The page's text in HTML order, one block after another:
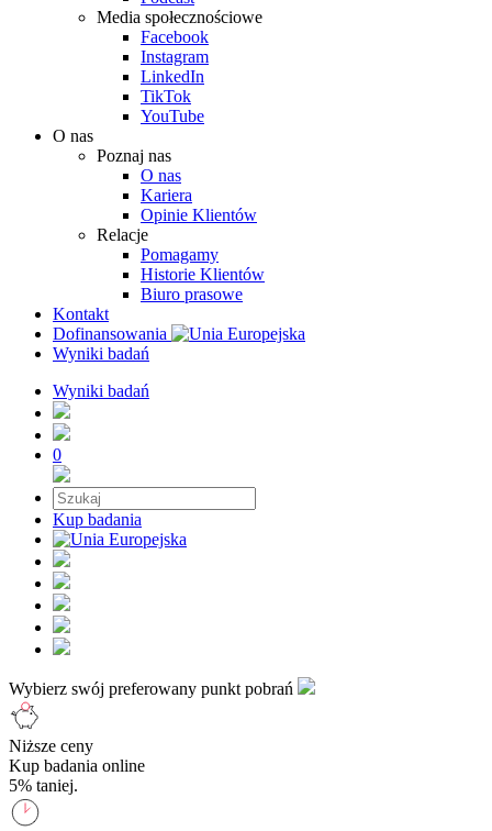
Media społecznościowe
Facebook
Instagram
LinkedIn
TikTok
YouTube
O nas
Poznaj nas
O nas
Kariera
Opinie Klientów
Relacje
Pomagamy
Historie Klientów
Biuro prasowe
Kontakt
Dofinansowania
Wyniki badań
Wyniki badań
0
Kup badania
Wybierz swój preferowany punkt pobrań
Niższe ceny
Kup badania online
5% taniej.